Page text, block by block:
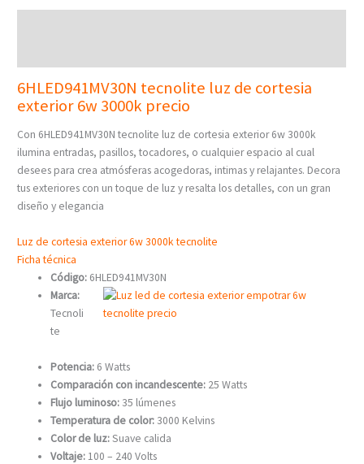
6HLED941MV30N tecnolite luz de cortesia
exterior 6w 3000k precio
Con 6HLED941MV30N tecnolite luz de cortesia exterior 6w 3000k
ilumina entradas, pasillos, tocadores, o cualquier espacio al cual
desees para crea atmósferas acogedoras, intimas y relajantes. Decora
tus exteriores con un toque de luz y resalta los detalles, con un gran
diseño y elegancia
Luz de cortesia exterior 6w 3000k tecnolite
Ficha técnica
Código: 6HLED941MV30N
Marca:
Tecnoli
te
Potencia: 6 Watts
Comparación con incandescente: 25 Watts
Flujo luminoso:35 lúmenes
Temperatura de color:3000 Kelvins
Color de luz:Suave calida
Voltaje: 100 – 240 Volts